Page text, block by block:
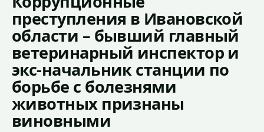
преступления в Ивановской
области – бывший главный
ветеринарный инспектор и
экс-начальник станции по
борьбе с болезнями
животных признаны
виновными